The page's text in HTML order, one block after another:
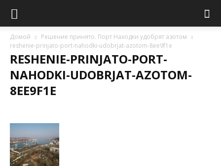
Домой
Решение принято. Порт Находки удобрят азотом
reshenie-prinjato-port-nahodki-udobrjat-azotom-8ee9f1e
RESHENIE-PRINJATO-PORT-
NAHODKI-UDOBRJAT-AZOTOM-
8EE9F1E